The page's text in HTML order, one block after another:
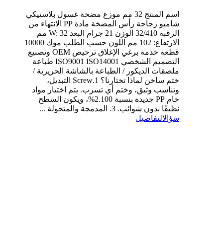
اسم المنتج 32 مم موزع مضخة غسول بلاستيكي
شامبو زجاجة رأس المضخة مادة PP الانتهاء من
الرقبة 32/410 الوزن 21 جرام البعد W: 32 مم
الارتفاع: 102 مم اللون حسب الطلب موك 10000
قطعة خدمة برغي الإغلاق ترخيص OEM وتصنيع
التصميم الشخصي ISO9001 ISO14001 طباعة
ملصقات الديكور / الطباعة بالشاشة الحريرية /
ختم ساخن لماذا تختارنا؟ 1.Screw التبديل،
وتناسب وثيق، وختم أي تسرب. يتم اختيار مواد
خام PP جديدة بنسبة 2.100%، ويكون السطح
نظيفًا بدون شوائب. 3. المدمجة والمتحولة ...
سؤالالتفاصيل